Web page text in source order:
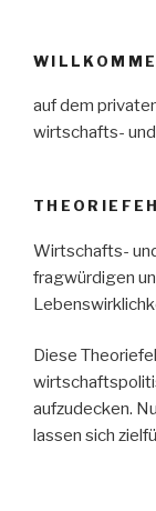
auf dem
wirtschafts-
Wirtschafts-
fragwürdigen
Diese
aufzudecken.
lassen sich